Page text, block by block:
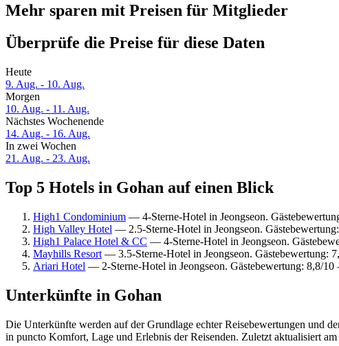
Mehr sparen mit Preisen für Mitglieder
Überprüfe die Preise für diese Daten
Heute
9. Aug. - 10. Aug.
Morgen
10. Aug. - 11. Aug.
Nächstes Wochenende
14. Aug. - 16. Aug.
In zwei Wochen
21. Aug. - 23. Aug.
Top 5 Hotels in Gohan auf einen Blick
High1 Condominium — 4-Sterne-Hotel in Jeongseon.
High Valley Hotel — 2.5-Sterne-Hotel in Jeongseon.
High1 Palace Hotel & CC — 4-Sterne-Hotel in Jeongseon.
Mayhills Resort — 3.5-Sterne-Hotel in Jeongseon. Gästebewertung:
Ariari Hotel — 2-Sterne-Hotel in Jeongseon. Gästebewertung: 8,8/
Unterkünfte in Gohan
Die Unterkünfte werden auf der Grundlage echter Reisebewertungen und
in puncto Komfort, Lage und Erlebnis der Reisenden. Zuletzt aktualisiert am